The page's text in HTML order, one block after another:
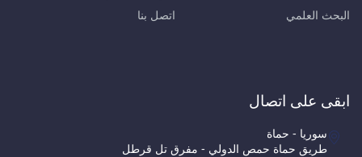
البحث العلمي
اتصل بنا
ابقى على اتصال
سوريا - حماة
طريق حماة حمص الدولي - مفرق تل قرطل